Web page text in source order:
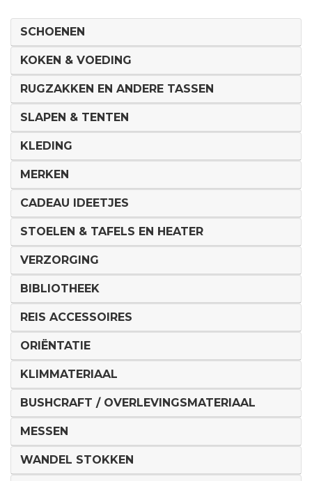
SCHOENEN
KOKEN & VOEDING
RUGZAKKEN EN ANDERE TASSEN
SLAPEN & TENTEN
KLEDING
MERKEN
CADEAU IDEETJES
STOELEN & TAFELS EN HEATER
VERZORGING
BIBLIOTHEEK
REIS ACCESSOIRES
ORIËNTATIE
KLIMMATERIAAL
BUSHCRAFT / OVERLEVINGSMATERIAAL
MESSEN
WANDEL STOKKEN